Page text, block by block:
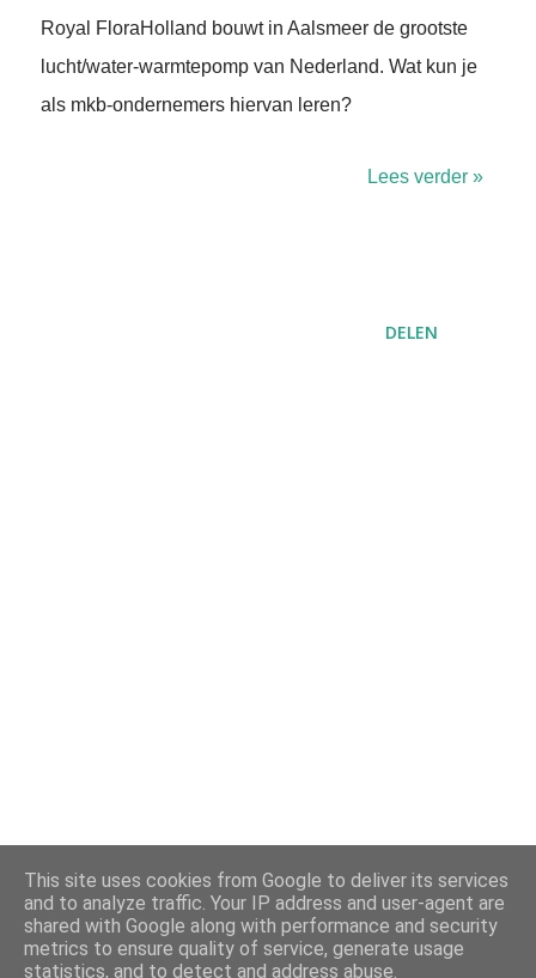
Royal FloraHolland bouwt in Aalsmeer de grootste
lucht/water-warmtepomp van Nederland. Wat kun je
als mkb-ondernemers hiervan leren?
Lees verder »
DELEN
This site uses cookies from Google to deliver its services
and to analyze traffic. Your IP address and user-agent are
shared with Google along with performance and security
metrics to ensure quality of service, generate usage
statistics, and to detect and address abuse.